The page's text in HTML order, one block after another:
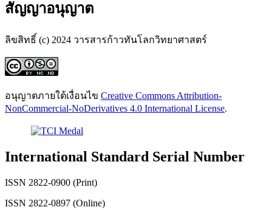
สัญญาอนุญาต
ลิขสิทธิ์ (c) 2024 วารสารก้าวทันโลกวิทยาศาสตร์
อนุญาตภายใต้เงื่อนไข Creative Commons Attribution-
NonCommercial-NoDerivatives 4.0 International License.
International Standard Serial Number
ISSN 2822-0900 (Print)
ISSN 2822-0897 (Online)